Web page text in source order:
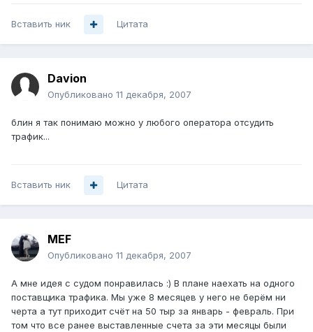
Вставить ник Цитата
Davion
Опубликовано 11 декабря, 2007
блин я так понимаю можно у любого оператора отсудить
трафик...
Вставить ник Цитата
MEF
Опубликовано 11 декабря, 2007
А мне идея с судом понравилась :) В плане наехать на одного
поставщика трафика. Мы уже 8 месяцев у него не берём ни
черта а тут приходит счёт на 50 тыр за январь - февраль. При
том что все ранее выставленные счета за эти месяцы были